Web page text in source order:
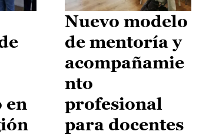
en
Nuevo modelo
de mentoría y
acompañamie
nto
profesional
para docentes